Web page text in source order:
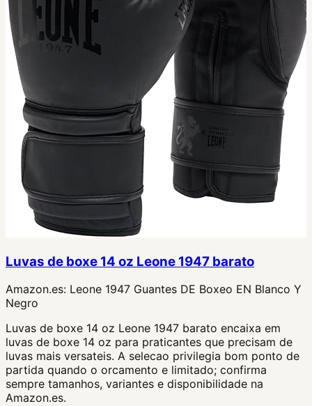
Luvas de boxe 14 oz Leone 1947 barato
Amazon.es: Leone 1947 Guantes DE Boxeo EN Blanco Y
Negro
Luvas de boxe 14 oz Leone 1947 barato encaixa em
luvas de boxe 14 oz para praticantes que precisam de
luvas mais versateis. A selecao privilegia bom ponto de
partida quando o orcamento e limitado; confirma
sempre tamanhos, variantes e disponibilidade na
Amazon.es.